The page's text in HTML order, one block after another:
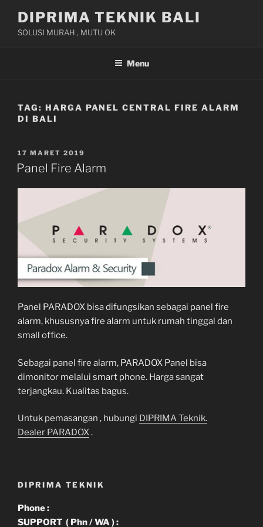
content
DIPRIMA TEKNIK BALI
SOLUSI MURAH , MUTU OK
Menu
TAG: HARGA PANEL CENTRAL FIRE ALARM
DI BALI
POSTED
ON
17 MARET 2019
Panel Fire Alarm
Panel PARADOX bisa difungsikan sebagai panel fire
alarm, khususnya fire alarm untuk rumah tinggal dan
small office.
Sebagai panel fire alarm, PARADOX Panel bisa
dimonitor melalui smart phone. Harga sangat
terjangkau. Kualitas bagus.
Untuk pemasangan , hubungi DIPRIMA Teknik.
Dealer PARADOX.
DIPRIMA TEKNIK
Phone :
SUPPORT ( Phn / WA ) :